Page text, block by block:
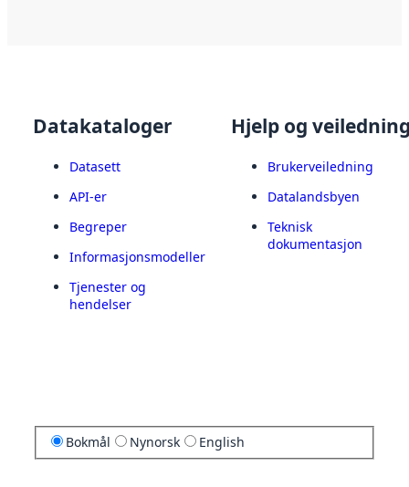
Datakataloger
Datasett
API-er
Begreper
Informasjonsmodeller
Tjenester og
hendelser
Hjelp og
Brukerveiledning
Datalandsbyen
Teknisk
dokumentasjon
Bokmål Nynorsk English